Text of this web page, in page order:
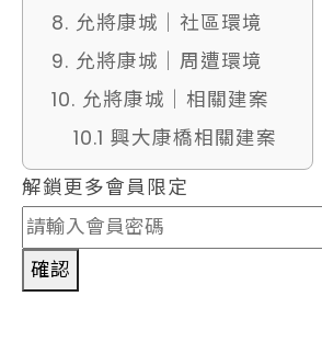
8. 允將康城｜社區環境
9. 允將康城｜周遭環境
10. 允將康城｜相關建案
10.1 興大康橋相關建案
解鎖更多會員限定
確認